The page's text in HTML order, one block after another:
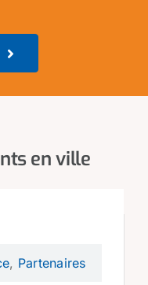
en ville
, Partenaires